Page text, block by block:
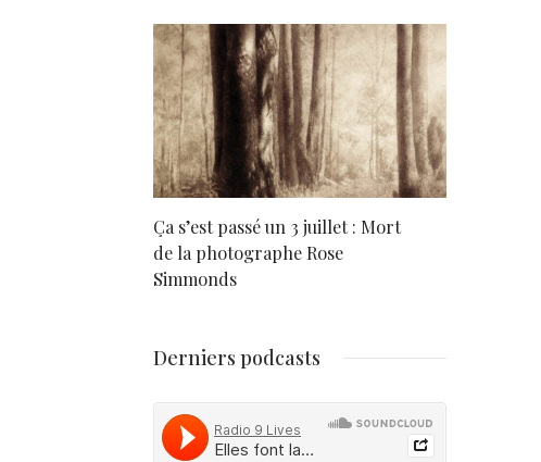
Ça s’est passé un 3 juillet : Mort
de la photographe Rose
Simmonds
Derniers podcasts